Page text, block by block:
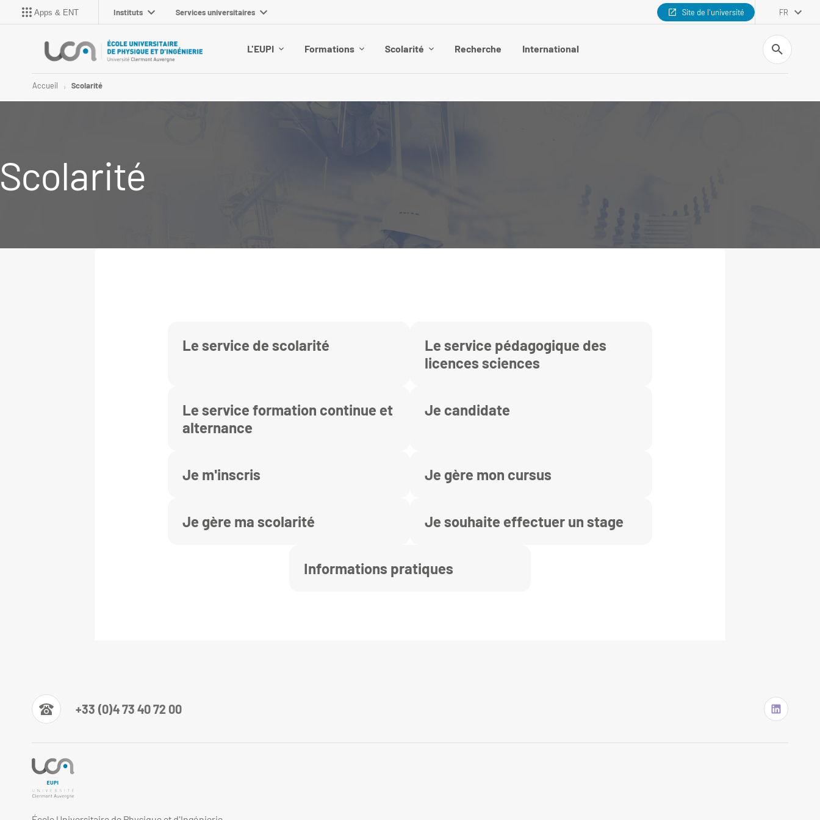
Apps & ENT Instituts Services universitaires Site de l'université FR
L'EUPI Formations Scolarité Recherche International
Recherche
Accueil Scolarité
Scolarité
Le service de scolarité
Le service pédagogique des
licences sciences
Le service formation continue et
alternance
Je candidate
Je m'inscris Je gère mon cursus
Je gère ma scolarité Je souhaite effectuer un stage
Informations pratiques
+33 (0)4 73 40 72 00